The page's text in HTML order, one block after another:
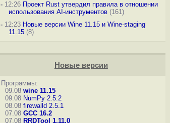
-12:26 Проект Rust утвердил правила в отношении
использования AI-инструментов(161)
-12:23 Новые версии Wine 11.15 и Wine-staging
11.15(8)
Новые версии
Программы:
09.08 wine 11.15
09.08 NumPy 2.5.2
08.08 firewalld 2.5.1
07.08 GCC 16.2
07.08 RRDTool 1.11.0